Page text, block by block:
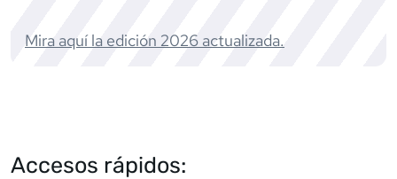
Mira aquí la edición 2026 actualizada.
Accesos rápidos: